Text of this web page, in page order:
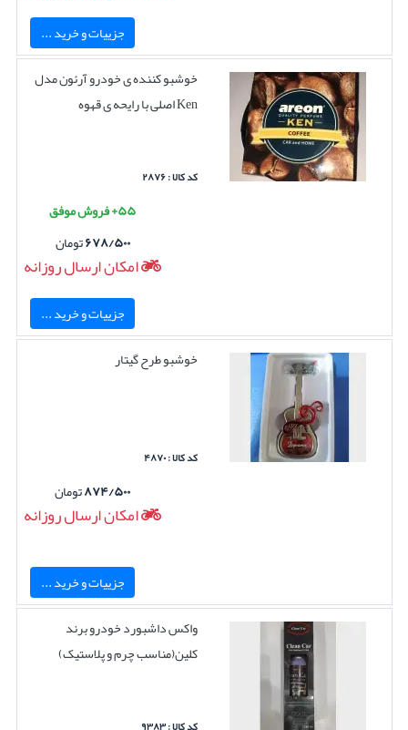
جزییات و خرید ...
خوشبو کننده ی خودرو آرئون مدل
Ken اصلی با رایحه ی قهوه
کد کالا : ۲۸۷۶
۵۵+ فروش موفق
۶۷۸/۵۰۰تومان
امکان ارسال روزانه
جزییات و خرید ...
خوشبو طرح گیتار
کد کالا : ۴۸۷۰
۸۷۴/۵۰۰تومان
امکان ارسال روزانه
جزییات و خرید ...
واکس داشبورد خودرو برند
کلین(مناسب چرم و پلاستیک)